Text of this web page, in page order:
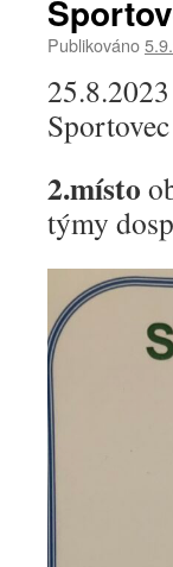
Publikováno
2.místo
týmy